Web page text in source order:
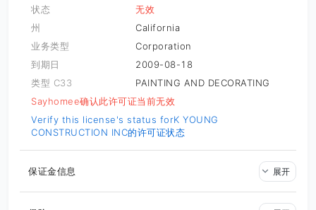
状态
无效
州
California
业务类型
Corporation
到期日
2009-08-18
类型 C33
PAINTING AND DECORATING
Sayhomee确认此许可证当前无效
Verify this license's status forK YOUNG
CONSTRUCTION INC的许可证状态
保证金信息 展开